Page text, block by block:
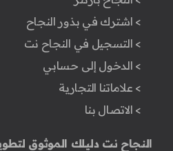
> اشترك في بذور النجاح
> التسجيل في النجاح نت
> الدخول إلى حسابي
> علاماتنا التجارية
> الاتصال بنا
النجاح نت دليلك الموثوق